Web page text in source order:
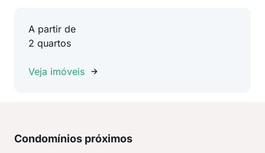
A partir de
2 quartos
Veja imóveis
Condomínios próximos